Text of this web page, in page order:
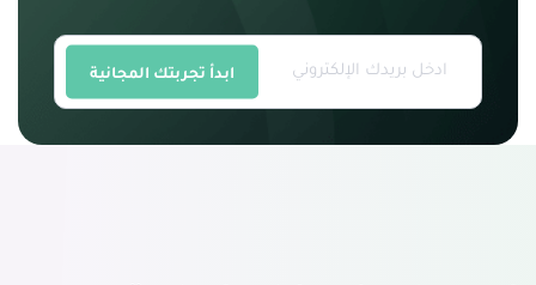
ابدأ تجربتك المجانية